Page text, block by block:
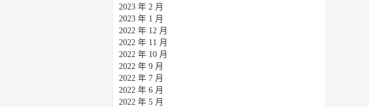
2023 年 2 月
2023 年 1 月
2022 年 12 月
2022 年 11 月
2022 年 10 月
2022 年 9 月
2022 年 7 月
2022 年 6 月
2022 年 5 月